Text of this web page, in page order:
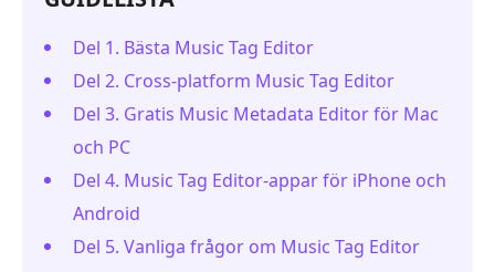
Del 1. Bästa Music Tag Editor
Del 2. Cross-platform Music Tag Editor
Del 3. Gratis Music Metadata Editor för Mac
och PC
Del 4. Music Tag Editor-appar för iPhone och
Android
Del 5. Vanliga frågor om Music Tag Editor